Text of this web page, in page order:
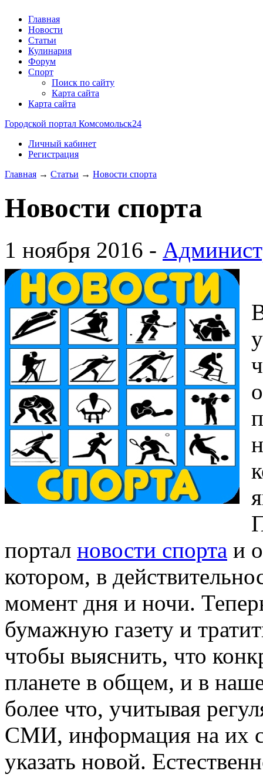
Главная
Новости
Статьи
Кулинария
Форум
Спорт
Поиск по сайту
Карта сайта
Карта сайта
Городской портал Комсомольск24
Личный кабинет
Регистрация
Главная → Статьи → Новости спорта
Новости спорта
1 ноября 2016 -
портал новости спорта и
котором, в
момент дня и ночи.
бумажную газету и
чтобы выяснить, что
планете в общем, и в
более что, учитывая
СМИ, информация на их
указать новой.